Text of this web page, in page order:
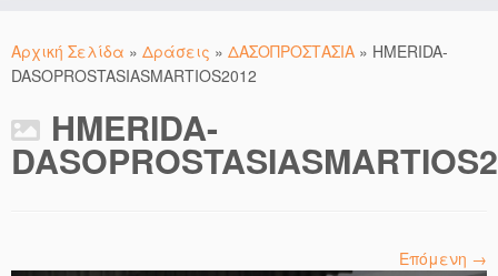
στο
περιεχόμενο
Αρχική Σελίδα » Δράσεις » ΔΑΣΟΠΡΟΣΤΑΣΙΑ » HMERIDA-
DASOPROSTASIASMARTIOS2012
HMERIDA-
Επόμενη →